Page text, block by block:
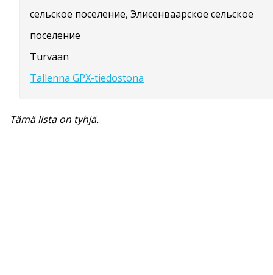
сельское поселение, Элисенваарское сельское
поселение
Turvaan
Tallenna GPX-tiedostona
Tämä lista on tyhjä.